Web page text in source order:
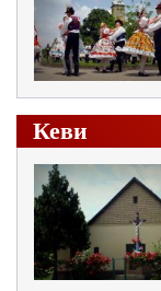
Кеви